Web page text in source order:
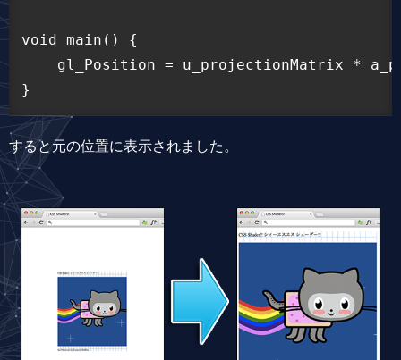
void main() {
gl_Position = u_projectionMatrix *
すると元の位置に表示されました。